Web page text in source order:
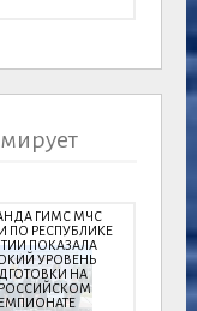
ГИМС МЧС
ПО РЕСПУБЛИКЕ
ПОКАЗАЛА
УРОВЕНЬ
НА